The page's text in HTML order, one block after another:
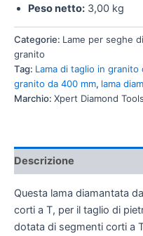
Peso netto: 3,00 kg
Categorie: Lame per seghe
granito
Tag: Lama di taglio in granito
granito da 400 mm, lama
Marchio: Xpert Diamond Tools
Descrizione
Questa lama diamantata
corti a T, per il taglio di
dotata di segmenti corti a